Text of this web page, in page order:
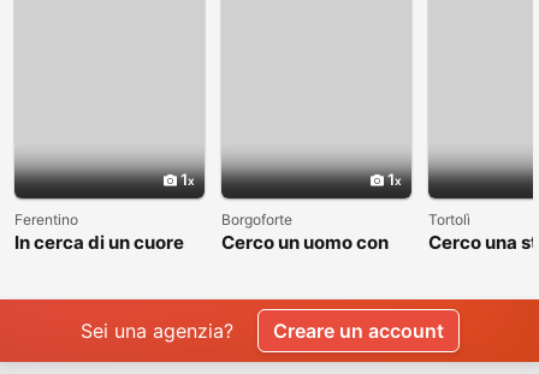
1
Ferentino
In cerca di un cuore
1
Borgoforte
Cerco un uomo con
Tortolì
Cerco una
Sei una agenzia? Creare un account